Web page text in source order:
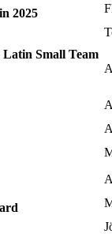
2025
Small Team